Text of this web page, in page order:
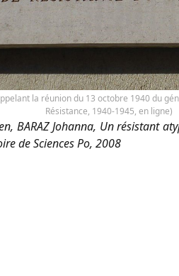
la réunion du 13 octobre 1940 du
Résistance, 1940-1945, en ligne)
BARAZ Johanna, Un résistant
de Sciences Po, 2008